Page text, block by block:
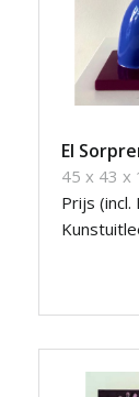
El
45 x 43 x
Prijs (incl.